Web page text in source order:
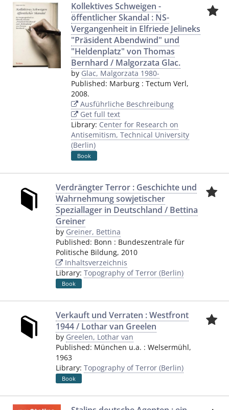
Kollektives Schweigen -
öffentlicher Skandal : NS-
Vergangenheit in Elfriede Jelineks
"Präsident Abendwind" und
"Heldenplatz" von Thomas
Bernhard / Malgorzata Glac.
by Glac, Malgorzata 1980-
Published: Marburg: Tectum Verl,
2008.
Ausführliche Beschreibung
Get full text
Library: Center for Research on
Antisemitism, Technical University
(Berlin)
Book
Verdrängter Terror : Geschichte und
Wahrnehmung sowjetischer
Speziallager in Deutschland / Bettina
Greiner
by Greiner, Bettina
Published: Bonn : Bundeszentrale für
Politische Bildung, 2010
Inhaltsverzeichnis
Library: Topography of Terror (Berlin)
Book
Verkauft und Verraten : Westfront
1944 / Lothar van Greelen
by Greelen, Lothar van
Published: München u.a. : Welsermühl,
1963
Library: Topography of Terror (Berlin)
Book